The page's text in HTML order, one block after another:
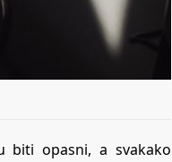
biti opasni, a svakako